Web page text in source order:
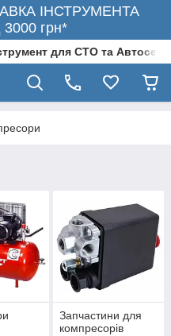
ІНСТРУМЕНТА
грн*
для СТО та
Запчастини для
компресорів